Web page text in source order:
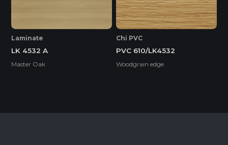
chắn của plywood với bề mặt hoàn thiện, phù hợp với mọi
không gian nội thất, đặc biệt là những khu vực có độ ẩm
cao và cần chịu lực tốt.
Tính năng
Laminate
LK 4532 A
Master Oak
Chỉ PVC
PVC 610/LK4532
Woodgrain edge